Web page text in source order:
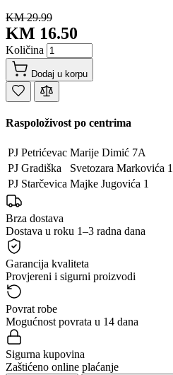
KM 29.99
KM 16.50
Količina
Dodaj u korpu
Raspoloživost po centrima
PJ Petrićevac Marije Dimić 7A
PJ Gradiška
Svetozara Markovića 1
PJ Starčevica Majke Jugovića 1
Brza dostava
Dostava u roku 1–3 radna dana
Garancija kvaliteta
Provjereni i sigurni proizvodi
Povrat robe
Mogućnost povrata u 14 dana
Sigurna kupovina
Zaštićeno online plaćanje